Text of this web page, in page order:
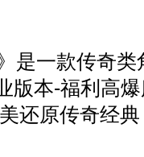
是一款传奇
版本-福利高
还原传奇经